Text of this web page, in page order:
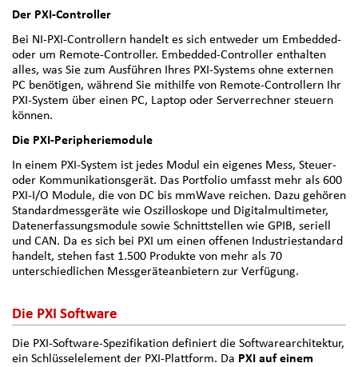
Der PXI-Controller
Bei NI-PXI-Controllern handelt es sich entweder um Embedded-
oder um Remote-Controller. Embedded-Controller enthalten
alles, was Sie zum Ausführen Ihres PXI-Systems ohne externen
PC benötigen, während Sie mithilfe von Remote-Controllern Ihr
PXI-System über einen PC, Laptop oder Serverrechner steuern
können.
Die PXI-Peripheriemodule
In einem PXI-System ist jedes Modul ein eigenes Mess, Steuer-
oder Kommunikationsgerät. Das Portfolio umfasst mehr als 600
PXI-I/O Module, die von DC bis mmWave reichen. Dazu gehören
Standardmessgeräte wie Oszilloskope und Digitalmultimeter,
Datenerfassungsmodule sowie Schnittstellen wie GPIB, seriell
und CAN. Da es sich bei PXI um einen offenen Industriestandard
handelt, stehen fast 1.500 Produkte von mehr als 70
unterschiedlichen Messgeräteanbietern zur Verfügung.
Die PXI Software
Die PXI-Software-Spezifikation definiert die Softwarearchitektur,
ein Schlüsselelement der PXI-Plattform. Da PXI auf einem